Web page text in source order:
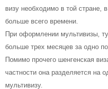
визу необходимо в той стране,
больше всего времени.
При оформлении мультивизы,
больше трех месяцев за одно
Помимо прочего шенгенская
частности она разделяется на
мультивизу.